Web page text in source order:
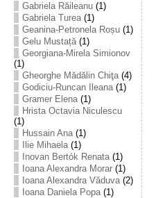
Gabriela Răileanu(1)
Gabriela Turea(1)
Geanina-Petronela Roșu(1)
Gelu Mustață(1)
Georgiana-Mirela Simionov
(1)
Gheorghe Mădălin Chiţa(4)
Godiciu-Runcan Ileana(1)
Gramer Elena(1)
Hrista Octavia Niculescu
(1)
Hussain Ana(1)
Ilie Mihaela(1)
Inovan Bertók Renata(1)
Ioana Alexandra Morar(1)
Ioana Alexandra Văduva(2)
Ioana Daniela Popa(1)